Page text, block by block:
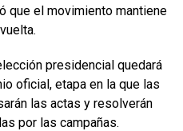
que el movimiento mantiene
presidencial quedará
oficial, etapa en la que las
las actas y resolverán
por las campañas.